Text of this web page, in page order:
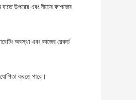
উপরের এবং নীচের কাগজের
অবস্থা এবং কাজের রেকর্ড
করতে পারে।